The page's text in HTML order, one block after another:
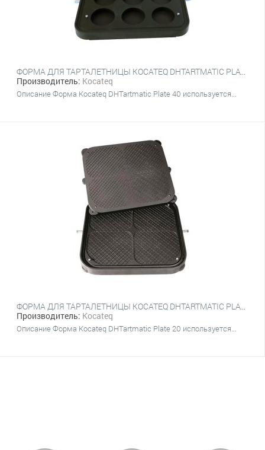
ФОРМА ДЛЯ ТАРТАЛЕТНИЦЫ KOCATEQ DHTARTMATIC PLATE 40 (КРУГЛЫЕ, ВЕРХНИЙ Ø 81 ММ, НИЖНИЙ Ø 19 ММ, 9 ШТ.)
Производитель: Kocateq
Описание Форма Kocateq DHTartmatic Plate 40 используется...
ФОРМА ДЛЯ ТАРТАЛЕТНИЦЫ KOCATEQ DHTARTMATIC PLATE 20 (4 ВАФЛИ, 315Х365)
Производитель: Kocateq
Описание Форма Kocateq DHTartmatic Plate 20 используется...